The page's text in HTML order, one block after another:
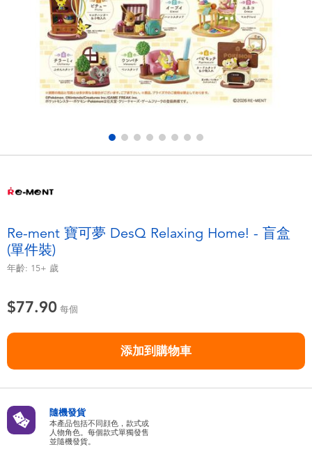
電子玩具
遊戲及拼圖系列
益智學習玩具
戶外及運動用品
毛毛公仔玩具
嬰兒及學前玩具
任天堂 Switch
電池
盲盒
playpop
LEGO樂高
LeapFrog跳跳蛙
Re-ment 寶可夢 DesQ Relaxing Home! - 盲盒
(單件裝)
年齡: 15+ 歲
$77.90 每個
添加到購物車
隨機發貨
本產品包括不同顔色，款式或
人物角色。每個款式單獨發售
並隨機發貨。